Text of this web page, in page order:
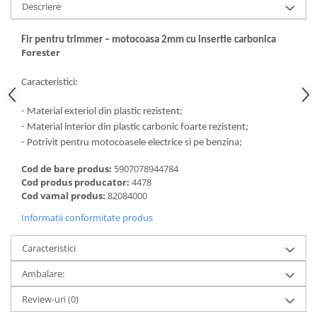
Accesorii pentru frezare
Carote pentru ceramica
Dischete pentru slefuire ceramica
Carote si accesorii pentru zidarie
Freze pentru gaurire lemn si gips
Discuri pentru taiere si slefuire
Discuri pentru ferastrau circular
Discuri pentru slefuire gleturi
Discuri pentru taiere si polizare
metal
Discuri smirghel cu velcro
Taiere umeda si uscata
Distantieri nivelare si fixare
Descriere
Fir pentru trimmer – motocoasa 2mm cu insertie carbonica
Forester
Caracteristici:
- Material exteriol din plastic rezistent;
- Material interior din plastic carbonic foarte rezistent;
- Potrivit pentru motocoasele electrice si pe benzina;
Cod de bare produs: 5907078944784
Cod produs producator: 4478
Cod vamal produs: 82084000
Informatii conformitate produs
Caracteristici
Ambalare:
Review-uri(0)